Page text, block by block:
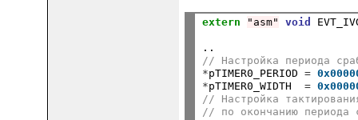
extern "asm" void
..
// Настройка периода
*pTIMER0_PERIOD =
*pTIMER0_WIDTH =
// Настройка
// по окончанию периода